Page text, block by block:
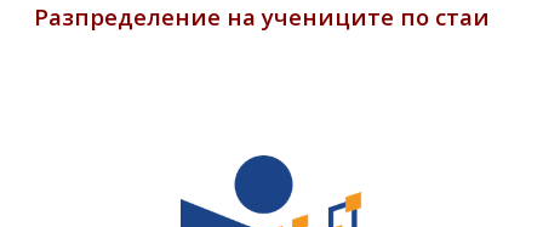
Разпределение на учениците по стаи